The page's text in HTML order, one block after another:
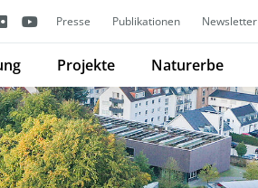
Presse Publikationen Newsletter
Projekte Naturerbe